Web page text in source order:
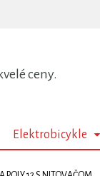
ceny.
Elektrobicykle